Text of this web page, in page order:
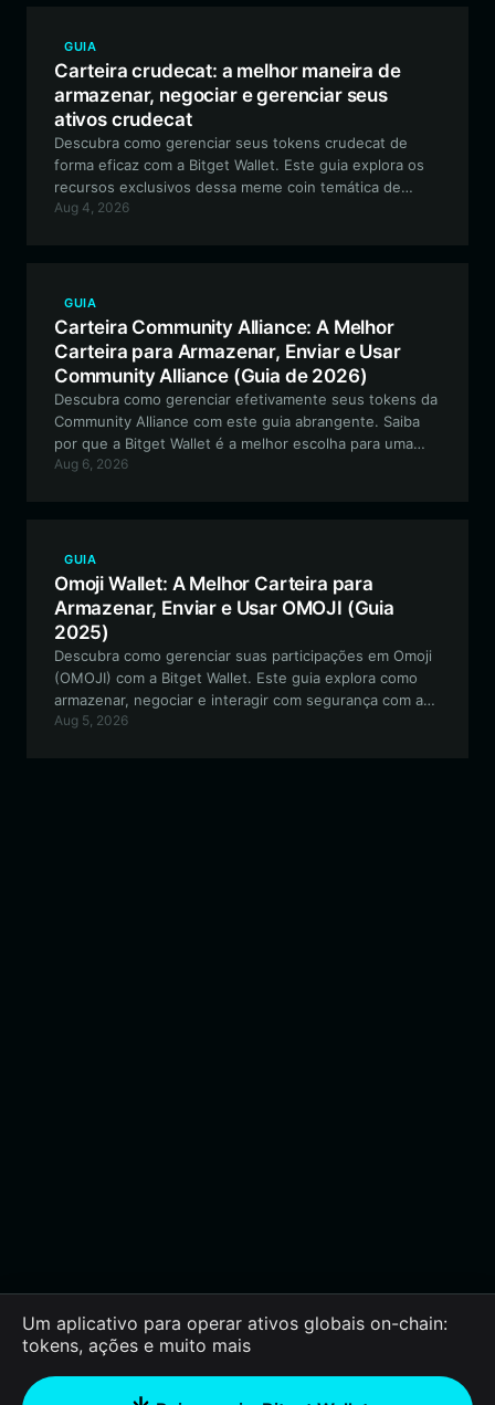
GUIA
Carteira crudecat: a melhor maneira de
armazenar, negociar e gerenciar seus
ativos crudecat
Descubra como gerenciar seus tokens crudecat de
forma eficaz com a Bitget Wallet. Este guia explora os
recursos exclusivos dessa meme coin temática de
commodities e por que uma carteira multi-chain segura
Aug 4, 2026
GUIA
Carteira Community Alliance: A Melhor
Carteira para Armazenar, Enviar e Usar
Community Alliance (Guia de 2026)
Descubra como gerenciar efetivamente seus tokens da
Community Alliance com este guia abrangente. Saiba
por que a Bitget Wallet é a melhor escolha para uma
interação segura, descentralizada e fácil de usar com o
Aug 6, 2026
GUIA
Omoji Wallet: A Melhor Carteira para
Armazenar, Enviar e Usar OMOJI (Guia
2025)
Descubra como gerenciar suas participações em Omoji
(OMOJI) com a Bitget Wallet. Este guia explora como
armazenar, negociar e interagir com segurança com a
comunidade Omoji baseada em Solana, usando uma das
Aug 5, 2026
Um aplicativo para operar ativos globais on-chain:
tokens, ações e muito mais